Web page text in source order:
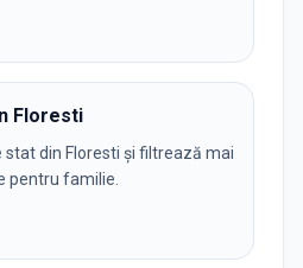
Floresti
din Floresti și filtrează mai
pentru familie.